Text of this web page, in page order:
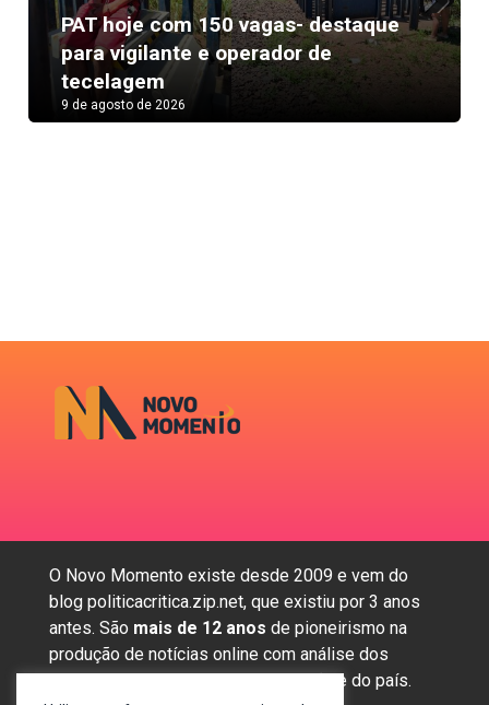
PAT hoje com 150 vagas- destaque
para vigilante e operador de
tecelagem
9 de agosto de 2026
Next
O Novo Momento existe desde 2009 e vem do
blog politicacritica.zip.net, que existiu por 3 anos
antes. São mais de 12 anos de pioneirismo na
produção de notícias online com análise dos
assuntos mais importantes da região e do país.